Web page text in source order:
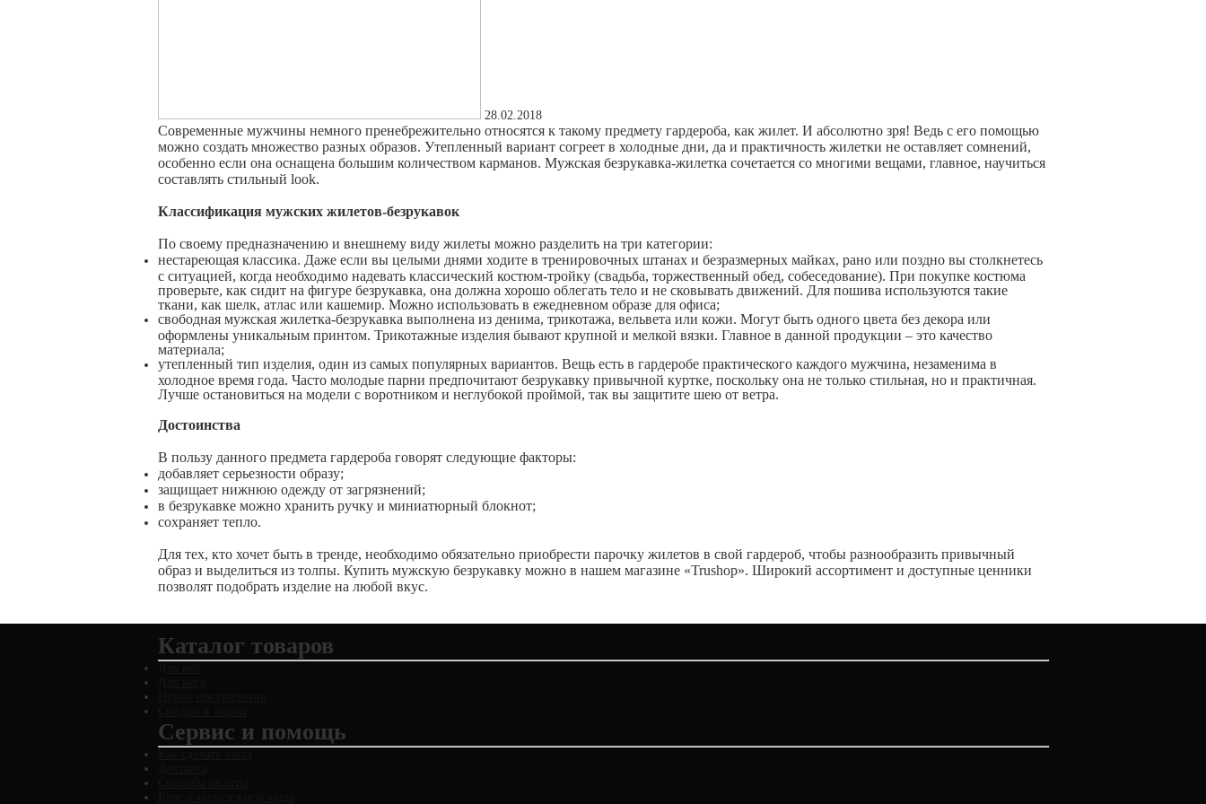
28.02.2018
Современные мужчины немного пренебрежительно относятся к такому предмету гардероба, как жилет. И абсолютно зря! Ведь с его помощью
можно создать множество разных образов. Утепленный вариант согреет в холодные дни, да и практичность жилетки не оставляет сомнений,
особенно если она оснащена большим количеством карманов. Мужская безрукавка-жилетка сочетается со многими вещами, главное, научиться
составлять стильный look.
Классификация мужских жилетов-безрукавок
По своему предназначению и внешнему виду жилеты можно разделить на три категории:
нестареющая классика. Даже если вы целыми днями ходите в тренировочных штанах и безразмерных майках, рано или поздно вы столкнетесь
с ситуацией, когда необходимо надевать классический костюм-тройку (свадьба, торжественный обед, собеседование). При покупке костюма
проверьте, как сидит на фигуре безрукавка, она должна хорошо облегать тело и не сковывать движений. Для пошива используются такие
ткани, как шелк, атлас или кашемир. Можно использовать в ежедневном образе для офиса;
свободная мужская жилетка-безрукавка выполнена из денима, трикотажа, вельвета или кожи. Могут быть одного цвета без декора или
оформлены уникальным принтом. Трикотажные изделия бывают крупной и мелкой вязки. Главное в данной продукции – это качество
материала;
утепленный тип изделия, один из самых популярных вариантов. Вещь есть в гардеробе практического каждого мужчина, незаменима в
холодное время года. Часто молодые парни предпочитают безрукавку привычной куртке, поскольку она не только стильная, но и практичная.
Лучше остановиться на модели с воротником и неглубокой проймой, так вы защитите шею от ветра.
Достоинства
В пользу данного предмета гардероба говорят следующие факторы:
добавляет серьезности образу;
защищает нижнюю одежду от загрязнений;
в безрукавке можно хранить ручку и миниатюрный блокнот;
сохраняет тепло.
Для тех, кто хочет быть в тренде, необходимо обязательно приобрести парочку жилетов в свой гардероб, чтобы разнообразить привычный
образ и выделиться из толпы. Купить мужскую безрукавку можно в нашем магазине «Trushop». Широкий ассортимент и доступные ценники
позволят подобрать изделие на любой вкус.
Каталог товаров
Сервис и помощь